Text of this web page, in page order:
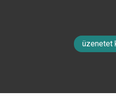
üzenetet